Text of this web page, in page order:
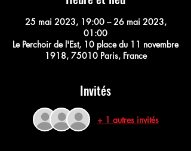
25 mai 2023, 19:00 – 26 mai 2023,
01:00
Le Perchoir de l'Est, 10 place du 11 novembre
1918, 75010 Paris, France
Invités
+ 1 autres invités